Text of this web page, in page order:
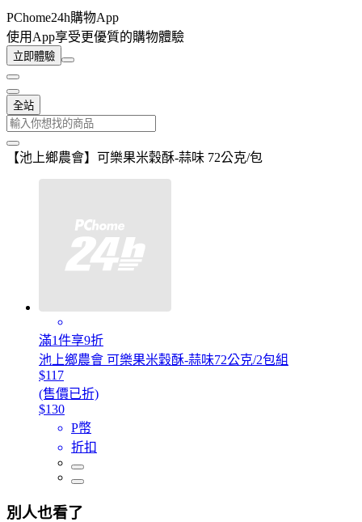
PChome24h購物App
使用App享受更優質的購物體驗
立即體驗
全站
【池上鄉農會】可樂果米穀酥-蒜味 72公克/包
滿1件享9折
池上鄉農會 可樂果米穀酥-蒜味72公克/2包組
$117
(售價已折)
$130
P幣
折扣
別人也看了